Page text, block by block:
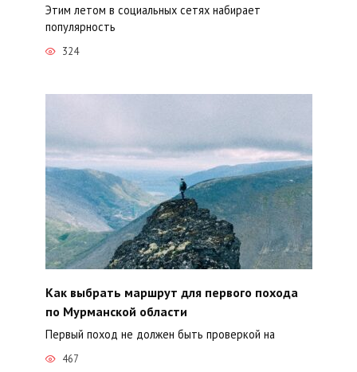
Этим летом в социальных сетях набирает
популярность
324
Как выбрать маршрут для первого похода
по Мурманской области
Первый поход не должен быть проверкой на
467